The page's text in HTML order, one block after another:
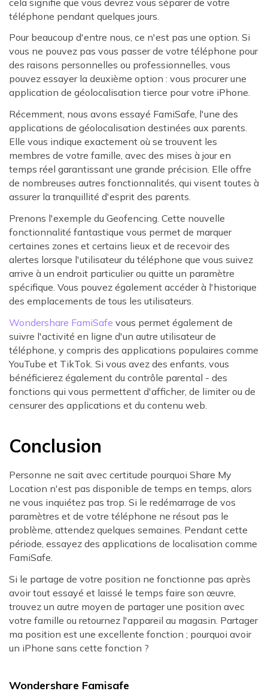
téléphone pendant quelques jours.
Pour beaucoup d'entre nous, ce n'est pas une option. Si
vous ne pouvez pas vous passer de votre téléphone pour
des raisons personnelles ou professionnelles, vous
pouvez essayer la deuxième option : vous procurer une
application de géolocalisation tierce pour votre iPhone.
Récemment, nous avons essayé FamiSafe, l'une des
applications de géolocalisation destinées aux parents.
Elle vous indique exactement où se trouvent les
membres de votre famille, avec des mises à jour en
temps réel garantissant une grande précision. Elle offre
de nombreuses autres fonctionnalités, qui visent toutes à
assurer la tranquillité d'esprit des parents.
Prenons l'exemple du Geofencing. Cette nouvelle
fonctionnalité fantastique vous permet de marquer
certaines zones et certains lieux et de recevoir des
alertes lorsque l'utilisateur du téléphone que vous suivez
arrive à un endroit particulier ou quitte un paramètre
spécifique. Vous pouvez également accéder à l'historique
des emplacements de tous les utilisateurs.
Wondershare FamiSafe vous permet également de
suivre l'activité en ligne d'un autre utilisateur de
téléphone, y compris des applications populaires comme
YouTube et TikTok. Si vous avez des enfants, vous
bénéficierez également du contrôle parental - des
fonctions qui vous permettent d'afficher, de limiter ou de
censurer des applications et du contenu web.
Conclusion
Personne ne sait avec certitude pourquoi Share My
Location n'est pas disponible de temps en temps, alors
ne vous inquiétez pas trop. Si le redémarrage de vos
paramètres et de votre téléphone ne résout pas le
problème, attendez quelques semaines. Pendant cette
période, essayez des applications de localisation comme
FamiSafe.
Si le partage de votre position ne fonctionne pas après
avoir tout essayé et laissé le temps faire son œuvre,
trouvez un autre moyen de partager une position avec
votre famille ou retournez l'appareil au magasin. Partager
ma position est une excellente fonction ; pourquoi avoir
un iPhone sans cette fonction ?
Wondershare Famisafe